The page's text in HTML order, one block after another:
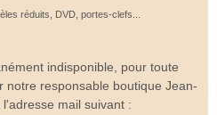
réduits, DVD, portes-clefs...
indisponible, pour toute
notre responsable boutique Jean-
l'adresse mail suivant :